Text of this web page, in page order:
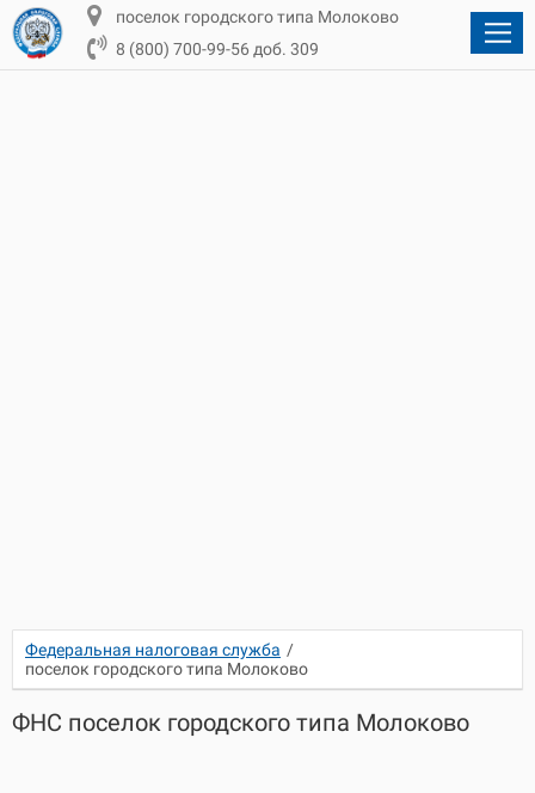
поселок городского типа Молоково
8 (800) 700-99-56 доб. 309
Федеральная налоговая служба /
поселок городского типа Молоково
ФНС поселок городского типа Молоково